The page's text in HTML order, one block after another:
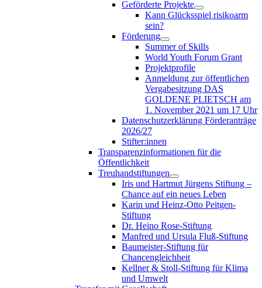
Geförderte Projekte
Kann Glücksspiel risikoarm
sein?
Förderung
Summer of Skills
World Youth Forum Grant
Projektprofile
Anmeldung zur öffentlichen
Vergabesitzung DAS
GOLDENE PLIETSCH am
1. November 2021 um 17 Uhr
Datenschutzerklärung Förderanträge
2026/27
Stifter:innen
Transparenzinformationen für die
Öffentlichkeit
Treuhandstiftungen
Iris und Hartmut Jürgens Stiftung –
Chance auf ein neues Leben
Karin und Heinz-Otto Peitgen-
Stiftung
Dr. Heino Rose-Stiftung
Manfred und Ursula Fluß-Stiftung
Baumeister-Stiftung für
Chancengleichheit
Kellner & Stoll-Stiftung für Klima
und Umwelt